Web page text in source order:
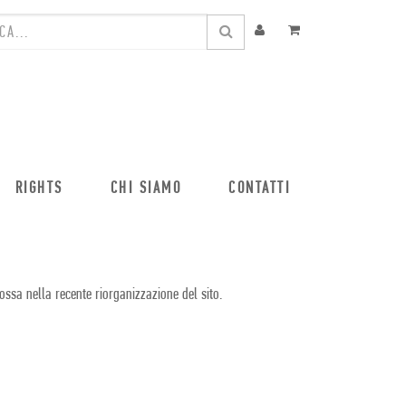
RIGHTS CHI SIAMO CONTATTI
nella recente riorganizzazione del sito.